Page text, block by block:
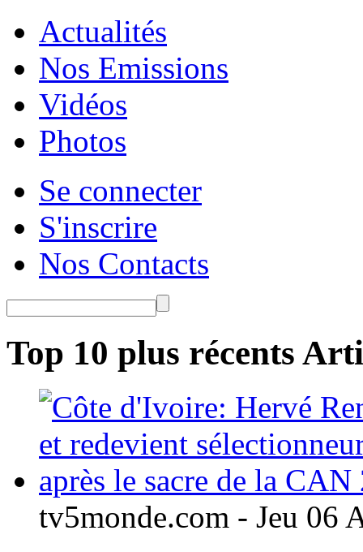
Actualités
Nos Emissions
Vidéos
Photos
Se connecter
S'inscrire
Nos Contacts
Top 10 plus récents
tv5monde.com - Jeu 06